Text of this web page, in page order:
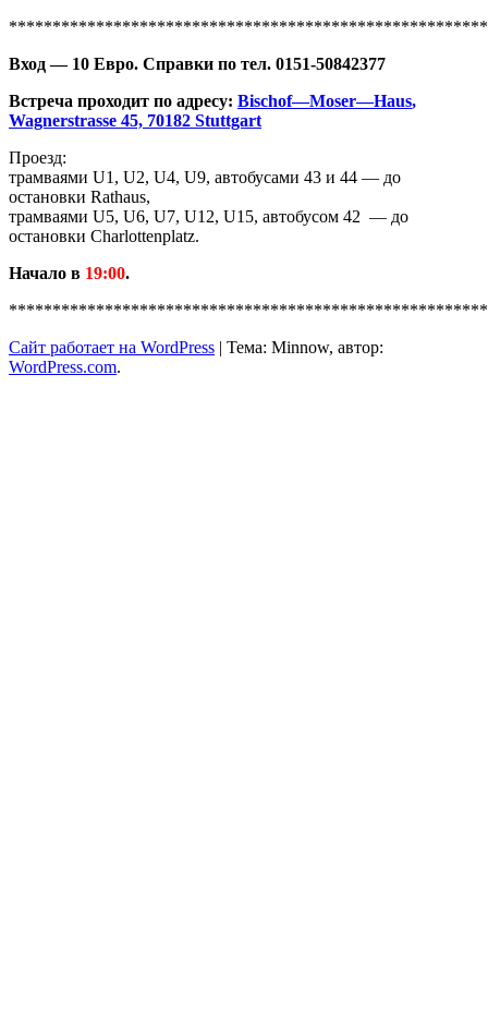
Вход — 10 Евро. Справки по тел. 0151-50842377
Встреча проходит по адресу: Bischof—Moser—Haus,
Wagnerstrasse 45, 70182 Stuttgart
Проезд:
трамваями U1, U2, U4, U9, автобусами 43 и 44 — до
остановки Rathaus,
трамваями U5, U6, U7, U12, U15, автобусом 42 — до
остановки Сharlottenplatz.
Начало в 19:00.
Нателла
БОЛТЯНСКАЯ,
Сайт работает на WordPress | Тема: Minnow, автор:
WordPress.com.